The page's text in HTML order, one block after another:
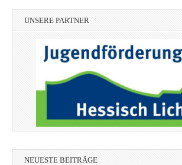
UNSERE PARTNER
NEUESTE BEITRÄGE